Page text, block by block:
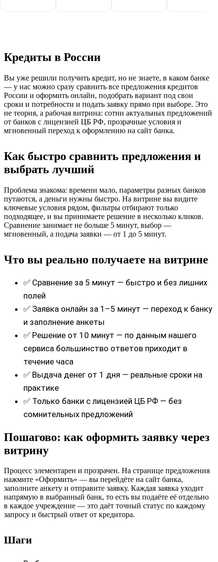
Кредиты в России
Вы уже решили получить кредит, но не знаете, в каком банке
— у нас можно сразу сравнить все предложения кредитов
России и оформить онлайн, подобрать вариант под свои
сроки и потребности и подать заявку прямо при выборе. Это
не теория, а рабочая витрина: сотни актуальных предложений
от банков с лицензией ЦБ РФ, прозрачные условия и
мгновенный переход к оформлению на сайт банка.
Как быстро сравнить предложения и
выбрать лучший
Проблема знакома: времени мало, параметры разных банков
путаются, а деньги нужны быстро. На витрине вы видите
ключевые условия рядом, фильтры отбирают только
подходящее, и вы принимаете решение в несколько кликов.
Сравнение занимает не больше 5 минут, выбор —
мгновенный, а подача заявки — от 1 до 5 минут.
Что вы реально получаете на витрине
✅ Сравнение за 5 минут — быстро и без лишних
полей
✅ Заявка онлайн за 1–5 минут — переход к банку
и заполнение анкеты
✅ Решение от 10 минут — по данным нашего
сервиса большинство ответов приходит в
течение часа
✅ Выдача денег от 1 дня — реальные сроки на
практике
✅ Только банки с лицензией ЦБ РФ — без
сомнительных предложений
Пошагово: как оформить заявку через
витрину
Процесс элементарен и прозрачен. На странице предложения
нажмите «Оформить» — вы перейдёте на сайт банка,
заполните анкету и отправите заявку. Каждая заявка уходит
напрямую в выбранный банк, то есть вы подаёте её отдельно
в каждое учреждение — это даёт точный статус по каждому
запросу и быстрый ответ от кредитора.
Шаги